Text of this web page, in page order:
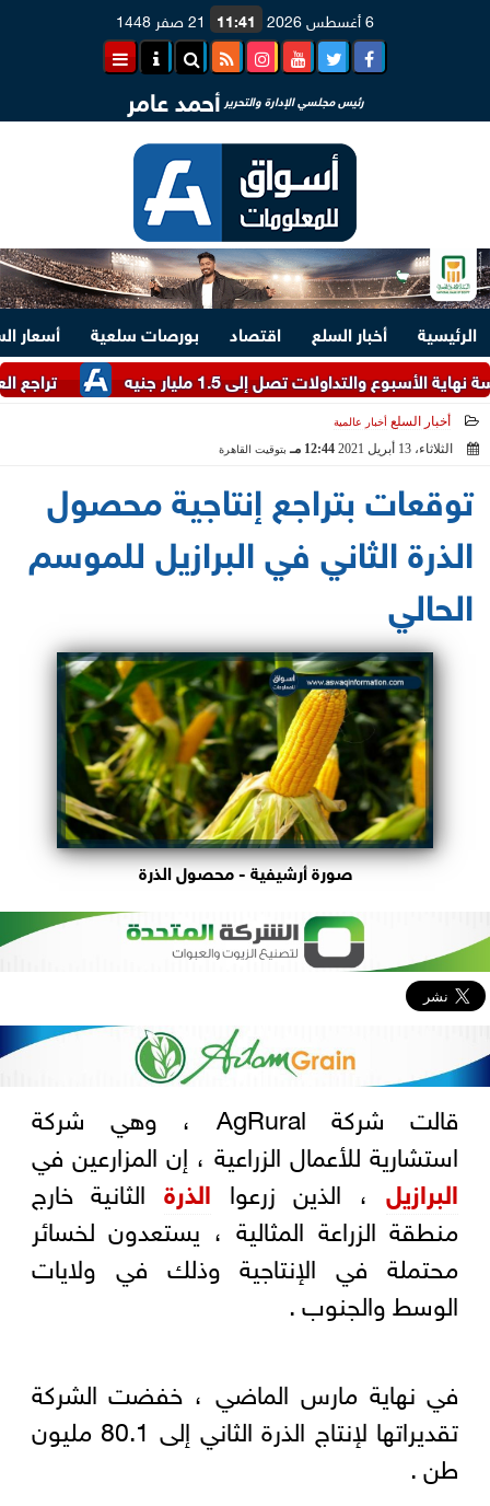
6 أغسطس 2026 11:41 21 صفر 1448
رئيس مجلسي الإدارة والتحرير أحمد عامر
الرئيسية أخبار السلع اقتصاد بورصات سلعية
أسعار
تراجع العملة
تصل إلى 1.5 مليار جنيه
أخبار السلع أخبار عالمية
الثلاثاء، 13 أبريل 2021 12:44 مـ بتوقيت القاهرة
توقعات بتراجع إنتاجية محصول
الذرة الثاني في البرازيل للموسم
الحالي
صورة أرشيفية - محصول الذرة
قالت شركة AgRural ، وهي شركة
استشارية للأعمال الزراعية ، إن المزارعين في
البرازيل، الذين زرعوا الذرة الثانية خارج
منطقة الزراعة المثالية ، يستعدون لخسائر
محتملة في الإنتاجية وذلك في ولايات
الوسط والجنوب .
في نهاية مارس الماضي ، خفضت الشركة
تقديراتها لإنتاج الذرة الثاني إلى 80.1 مليون
طن .